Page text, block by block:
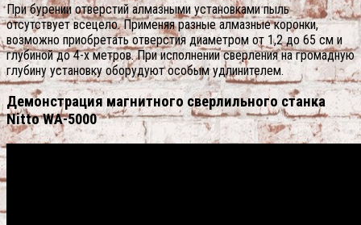
При бурении отверстий алмазными установками пыль
отсутствует всецело. Применяя разные алмазные коронки,
возможно приобретать отверстия диаметром от 1,2 до 65 см и
глубиной до 4-х метров. При исполнении сверления на громадную
глубину установку оборудуют особым удлинителем.
Демонстрация магнитного сверлильного станка
Nitto WA-5000